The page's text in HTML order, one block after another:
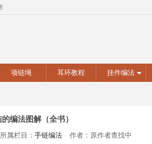
项链绳 耳环教程 挂件编法
编法图解（全书）
所属栏目： 手链编法 作者：原作者查找中